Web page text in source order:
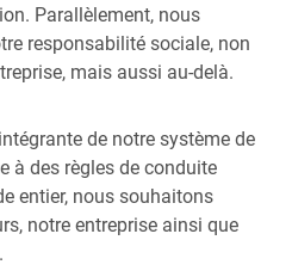
Parallèlement, nous
responsabilité sociale, non
mais aussi au-delà.
de notre système de
à des règles de conduite
entier, nous souhaitons
notre entreprise ainsi que